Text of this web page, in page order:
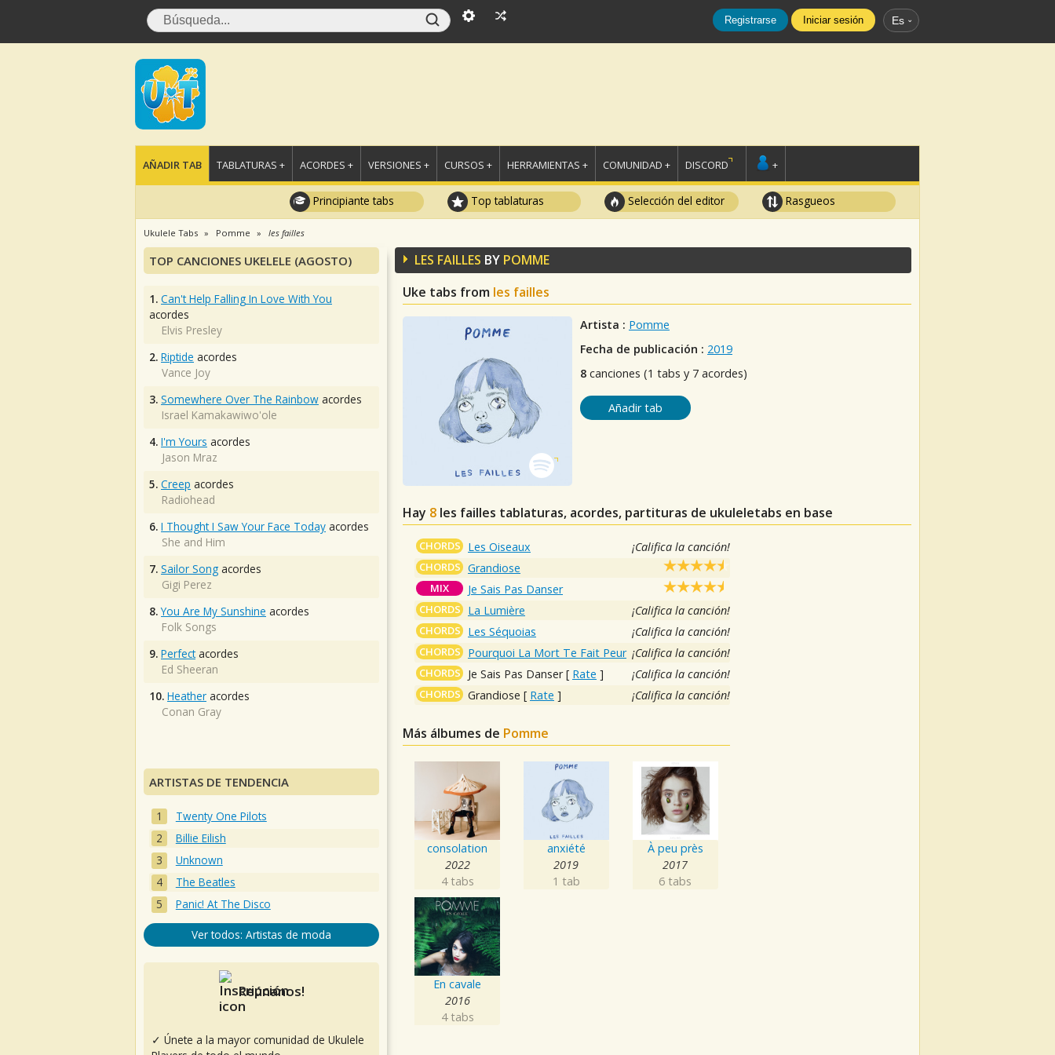
Registrarse Iniciar sesión Es
AÑADIR TAB TABLATURAS + ACORDES + VERSIONES + CURSOS + HERRAMIENTAS + COMUNIDAD + DISCORD +
Principiante tabs Top tablaturas Selección del editor Rasgueos
Ukulele Tabs Pomme les failles
LES FAILLES BY POMME
Uke tabs from les failles
Artista : Pomme
Fecha de publicación : 2019
8 canciones (1 tabs y 7 acordes)
Añadir tab
Hay 8 les failles tablaturas, acordes, partituras de ukuleletabs en base
CHORDS Les Oiseaux ¡Califica la canción!
CHORDS Grandiose
MIX Je Sais Pas Danser
CHORDS La Lumière ¡Califica la canción!
CHORDS Les Séquoias ¡Califica la canción!
CHORDS Pourquoi La Mort Te Fait Peur ¡Califica la canción!
CHORDS Je Sais Pas Danser[ Rate ] ¡Califica la canción!
CHORDS Grandiose [ Rate ] ¡Califica la canción!
Más álbumes de Pomme
consolation
2022
4 tabs
anxiété
2019
1 tab
À peu près
2017
6 tabs
En cavale
2016
4 tabs
TOP CANCIONES UKELELE (AGOSTO)
1. Can't Help Falling In Love With You
acordes
Elvis Presley
2. Riptide acordes
Vance Joy
3. Somewhere Over The Rainbow acordes
Israel Kamakawiwo'ole
4. I'm Yours acordes
Jason Mraz
5. Creep acordes
Radiohead
6. I Thought I Saw Your Face Today acordes
She and Him
7. Sailor Song acordes
Gigi Perez
8. You Are My Sunshine acordes
Folk Songs
9. Perfectacordes
Ed Sheeran
10. Heather acordes
Conan Gray
ARTISTAS DE TENDENCIA
Twenty One Pilots
Billie Eilish
Unknown
The Beatles
Panic! At The Disco
Ver todos: Artistas de moda
Reúnanos!
✓ Únete a la mayor comunidad de Ukulele